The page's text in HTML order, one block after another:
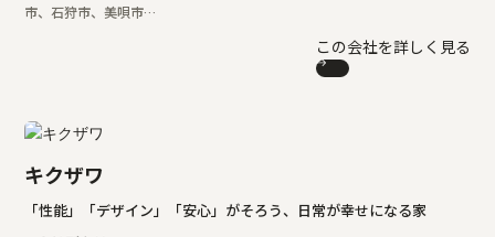
市、石狩市、美唄市…
この会社を詳しく見る
キクザワ
「性能」「デザイン」「安心」がそろう、日常が幸せになる家